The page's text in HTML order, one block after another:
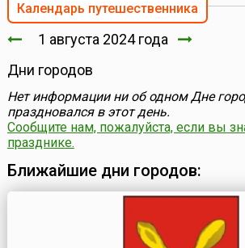
Календарь путешественника
1 августа 2024 года
Дни городов
Нет информации ни об одном Дне
праздновался в этот день.
Сообщите нам, пожалуйста, если вы
празднике.
Ближайшие дни городов: